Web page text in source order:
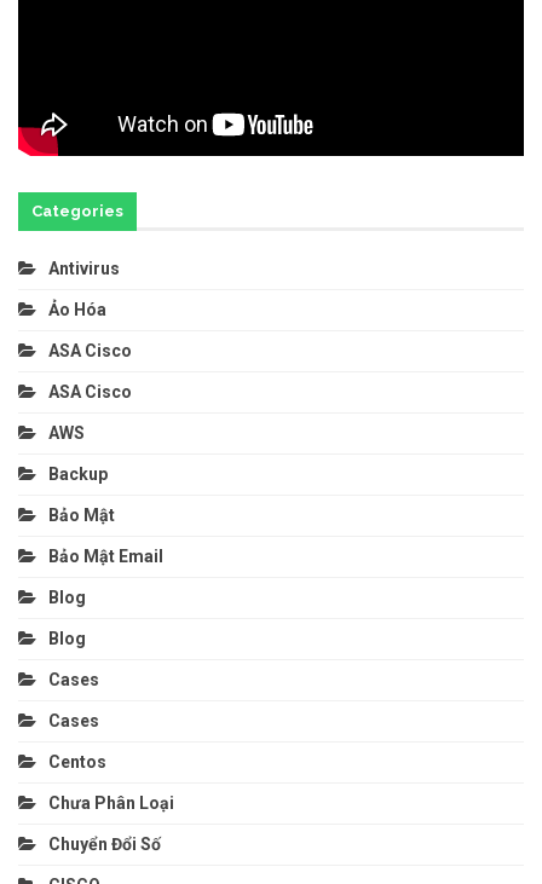
Categories
Antivirus
Ảo Hóa
ASA Cisco
ASA Cisco
AWS
Backup
Bảo Mật
Bảo Mật Email
Blog
Blog
Cases
Cases
Centos
Chưa Phân Loại
Chuyển Đổi Số